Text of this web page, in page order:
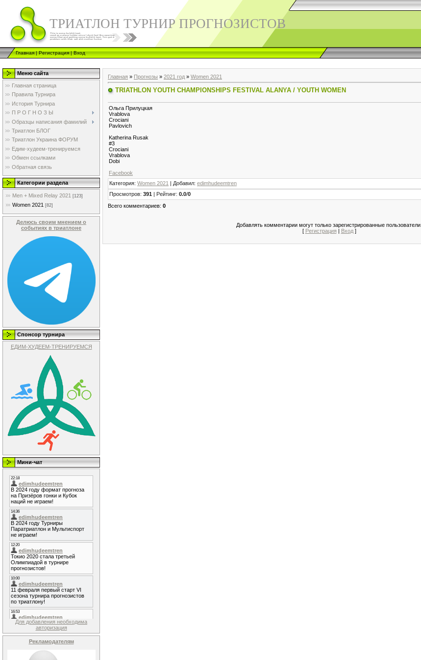
ТРИАТЛОН ТУРНИР ПРОГНОЗИСТОВ
Главная|Регистрация|Вход
Меню сайта
Главная страница
Правила Турнира
История Турнира
П Р О Г Н О З Ы
Образцы написания фамилий
Триатлон БЛОГ
Триатлон Украина ФОРУМ
Едим-худеем-тренируемся
Обмен ссылками
Обратная связь
Категории раздела
Men + Mixed Relay 2021 [123]
Women 2021 [82]
Делюсь своим мнением о
событиях в триатлоне
Спонсор турнира
ЕДИМ-ХУДЕЕМ-ТРЕНИРУЕМСЯ
Мини-чат
Для добавления необходима
авторизация
Рекламодателям
Главная » Прогнозы » 2021 год » Women 2021
TRIATHLON YOUTH CHAMPIONSHIPS FESTIVAL ALANYA / YOUTH WOMEN
Ольга Прилуцкая
Vrablova
Crociani
Pavlovich
Katherina Rusak
#3
Crociani
Vrablova
Dobi
Facebook
Категория: Women 2021 | Добавил: edimhudeemtren
Просмотров: 391 | Рейтинг: 0.0/0
Всего комментариев: 0
Добавлять комментарии могут только зарегистрированные пользователи.
[ Регистрация | Вход]